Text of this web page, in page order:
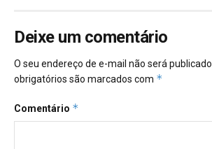
Deixe um comentário
O seu endereço de e-mail não será publicado.
obrigatórios são marcados com *
Comentário *